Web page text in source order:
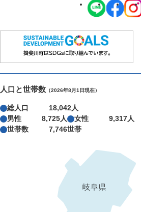
人口と世帯数 （2026年8月1日現在）
総人口
18,042人
男性
8,725人 女性
9,317人
世帯数
7,746世帯